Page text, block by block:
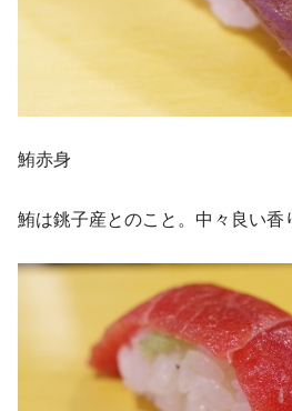
鮪赤身
鮪は銚子産とのこと。中々良い香